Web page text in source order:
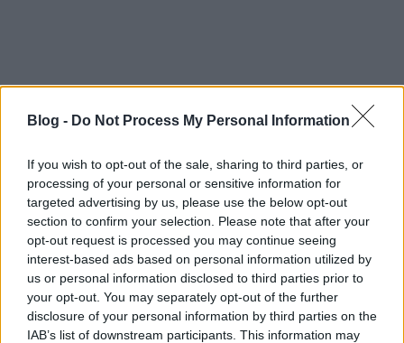
Blog - Do Not Process My Personal Information
If you wish to opt-out of the sale, sharing to third parties, or
processing of your personal or sensitive information for
targeted advertising by us, please use the below opt-out
section to confirm your selection. Please note that after your
opt-out request is processed you may continue seeing
interest-based ads based on personal information utilized by
us or personal information disclosed to third parties prior to
your opt-out. You may separately opt-out of the further
disclosure of your personal information by third parties on the
IAB’s list of downstream participants. This information may
UPDATE2: Így néz ki, mikor a pénztáros lányos
zavarában rosszul tölti ki a bérletet